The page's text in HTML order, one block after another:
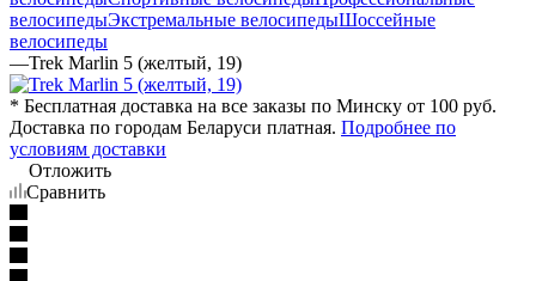
велосипедыЭкстремальные велосипедыШоссейные
велосипеды
—Trek Marlin 5 (желтый, 19)
* Бесплатная доставка на все заказы по Минску от 100 руб.
Доставка по городам Беларуси платная. Подробнее по
условиям доставки
Отложить
Сравнить